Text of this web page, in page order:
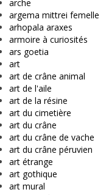
arche
argema mittrei femelle
arhopala araxes
armoire à curiosités
ars goetia
art
art de crâne animal
art de l'aile
art de la résine
art du cimetière
art du crâne
art du crâne de vache
art du crâne péruvien
art étrange
art gothique
art mural